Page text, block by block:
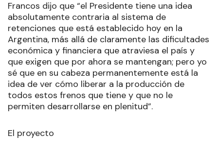
Francos dijo que “el Presidente tiene una idea
absolutamente contraria al sistema de
retenciones que está establecido hoy en la
Argentina, más allá de claramente las dificultades
económica y financiera que atraviesa el país y
que exigen que por ahora se mantengan; pero yo
sé que en su cabeza permanentemente está la
idea de ver cómo liberar a la producción de
todos estos frenos que tiene y que no le
permiten desarrollarse en plenitud”.
El proyecto